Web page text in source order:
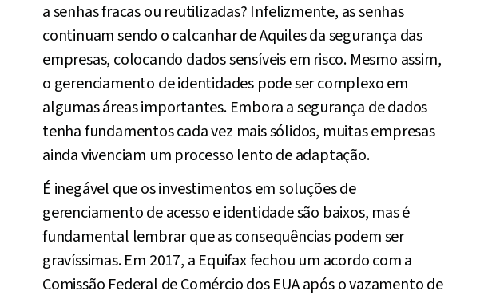
a senhas fracas ou reutilizadas? Infelizmente, as senhas
continuam sendo o calcanhar de Aquiles da segurança das
empresas, colocando dados sensíveis em risco. Mesmo assim,
o gerenciamento de identidades pode ser complexo em
algumas áreas importantes. Embora a segurança de dados
tenha fundamentos cada vez mais sólidos, muitas empresas
ainda vivenciam um processo lento de adaptação.
É inegável que os investimentos em soluções de
gerenciamento de acesso e identidade são baixos, mas é
fundamental lembrar que as consequências podem ser
gravíssimas. Em 2017, a Equifax fechou um acordo com a
Comissão Federal de Comércio dos EUA após o vazamento de